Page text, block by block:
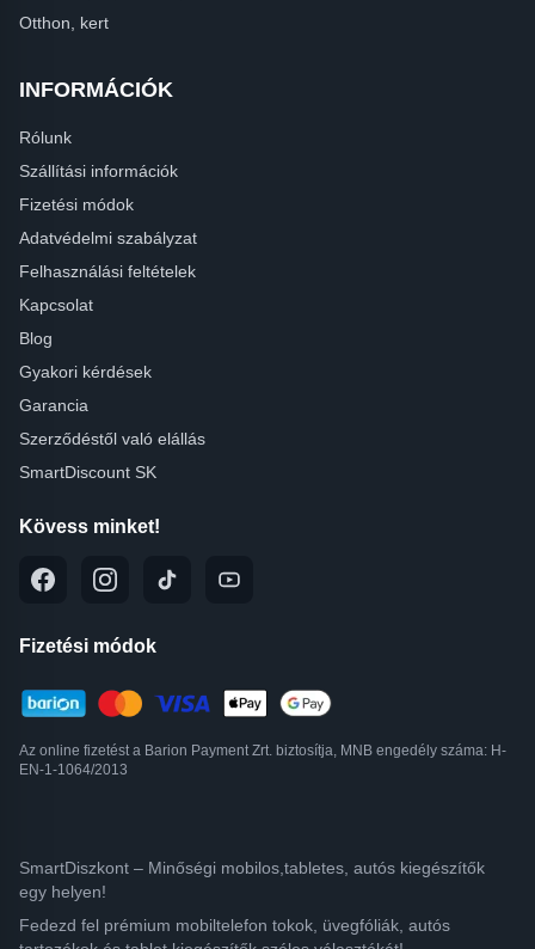
Otthon, kert
INFORMÁCIÓK
Rólunk
Szállítási információk
Fizetési módok
Adatvédelmi szabályzat
Felhasználási feltételek
Kapcsolat
Blog
Gyakori kérdések
Garancia
Szerződéstől való elállás
SmartDiscount SK
Kövess minket!
Fizetési módok
Az online fizetést a Barion Payment Zrt. biztosítja, MNB engedély száma: H-
EN-1-1064/2013
SmartDiszkont – Minőségi mobilos,tabletes, autós kiegészítők
egy helyen!
Fedezd fel prémium mobiltelefon tokok, üvegfóliák, autós